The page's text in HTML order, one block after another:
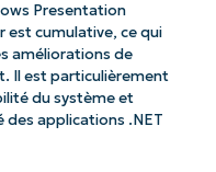
Presentation
est cumulative, ce qui
améliorations de
Il est particulièrement
du système et
applications .NET